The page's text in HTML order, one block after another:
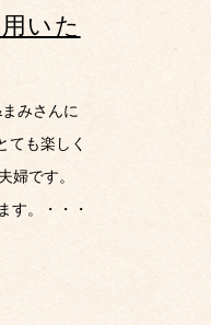
いた
みさんに
ても楽しく
婦です。
す。・・・